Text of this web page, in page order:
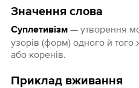
Значення слова
Суплетивізм— утворення
узорів (форм) одного й того
або коренів.
Приклад вживання